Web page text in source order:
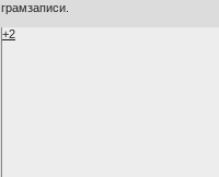
грамзаписи.
+2